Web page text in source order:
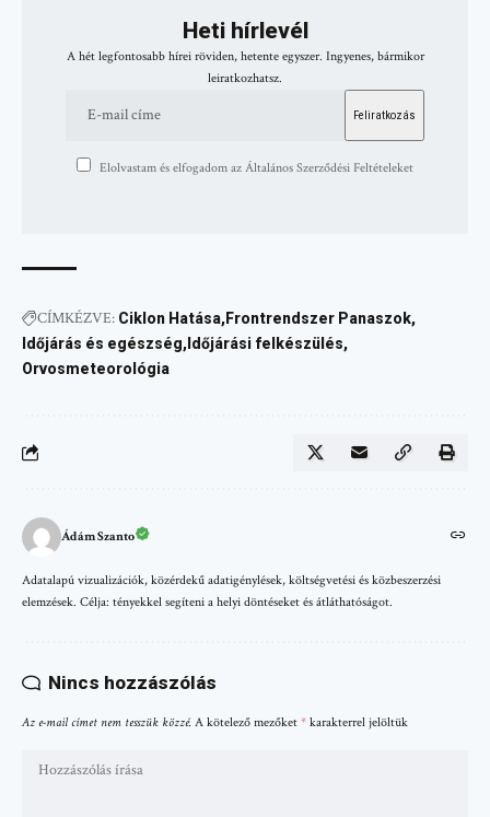
Heti hírlevél
A hét legfontosabb hírei röviden, hetente egyszer. Ingyenes, bármikor
leiratkozhatsz.
Elolvastam és elfogadom az Általános Szerződési Feltételeket
CÍMKÉZVE: Ciklon Hatása Frontrendszer Panaszok
Időjárás és egészség Időjárási felkészülés
Orvosmeteorológia
Ádám Szanto
Adatalapú vizualizációk, közérdekű adatigénylések, költségvetési és közbeszerzési
elemzések. Célja: tényekkel segíteni a helyi döntéseket és átláthatóságot.
Nincs hozzászólás
Az e-mail címet nem tesszük közzé. A kötelező mezőket * karakterrel jelöltük